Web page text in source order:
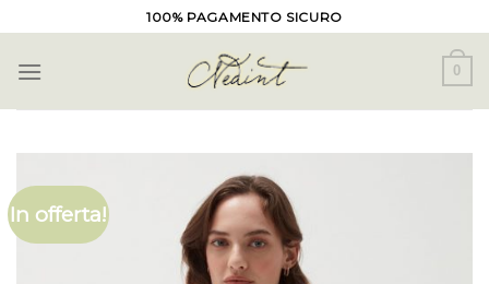
to
content
100% PAGAMENTO SICURO
0
In offerta!